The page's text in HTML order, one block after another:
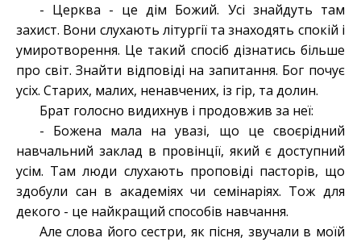
- Церква - це дім Божий. Усі знайдуть там
захист. Вони слухають літургії та знаходять спокій і
умиротворення. Це такий спосіб дізнатись більше
про світ. Знайти відповіді на запитання. Бог почує
усіх. Старих, малих, ненавчених, із гір, та долин.
Брат голосно видихнув і продовжив за неї:
- Божена мала на увазі, що це своєрідний
навчальний заклад в провінції, який є доступний
усім. Там люди слухають проповіді пасторів, що
здобули сан в академіях чи семінаріях. Тож для
декого - це найкращий способів навчання.
Але слова його сестри, як пісня, звучали в моїй